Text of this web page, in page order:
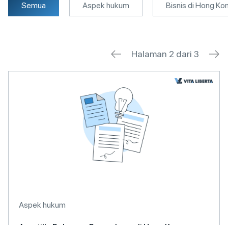
Semua Aspek hukum Bisnis di Hong
Halaman 2 dari 3
Aspek hukum